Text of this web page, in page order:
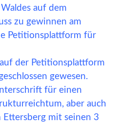
auf dem
zu gewinnen am
Petitionsplattform für
der Petitionsplattform
gewesen.
für einen
aber auch
mit seinen 3